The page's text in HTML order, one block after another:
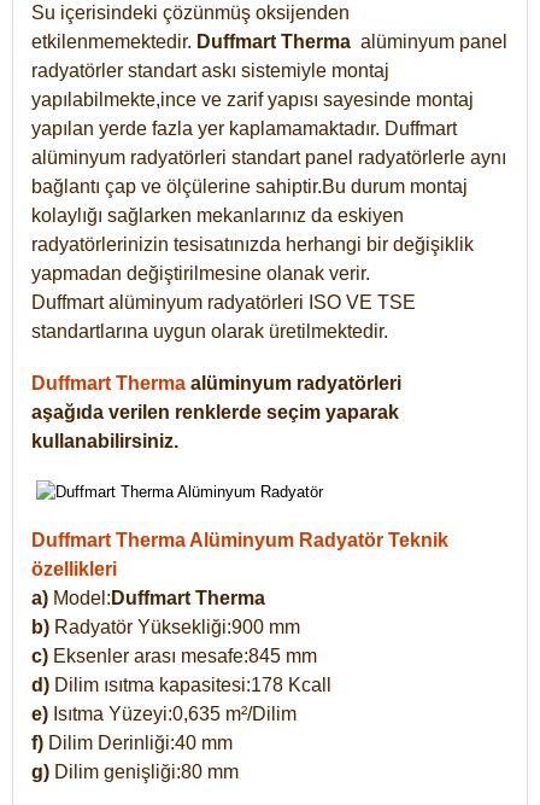
Su içerisindeki çözünmüş oksijenden
etkilenmemektedir. Duffmart Therma alüminyum panel
radyatörler standart askı sistemiyle montaj
yapılabilmekte,ince ve zarif yapısı sayesinde montaj
yapılan yerde fazla yer kaplamamaktadır. Duffmart
alüminyum radyatörleri standart panel radyatörlerle aynı
bağlantı çap ve ölçülerine sahiptir.Bu durum montaj
kolaylığı sağlarken mekanlarınız da eskiyen
radyatörlerinizin tesisatınızda herhangi bir değişiklik
yapmadan değiştirilmesine olanak verir.
Duffmart alüminyum radyatörleri ISO VE TSE
standartlarına uygun olarak üretilmektedir.
Duffmart Therma alüminyum radyatörleri
aşağıda verilen renklerde seçim yaparak
kullanabilirsiniz.
Duffmart Therma Alüminyum Radyatör Teknik
özellikleri
a) Model: Duffmart Therma
b) Radyatör Yüksekliği:900 mm
c) Eksenler arası mesafe:845 mm
d) Dilim ısıtma kapasitesi:178 Kcall
e) Isıtma Yüzeyi:0,635 m²/Dilim
f) Dilim Derinliği:40 mm
g) Dilim genişliği:80 mm